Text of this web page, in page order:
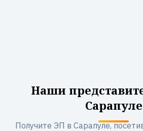
Наши
Сарапуле
Получите ЭП в Сарапуле,